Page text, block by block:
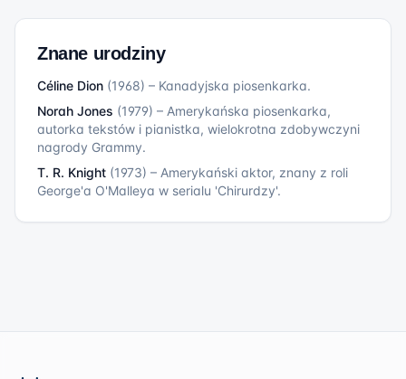
Znane urodziny
Céline Dion (1968) – Kanadyjska piosenkarka.
Norah Jones (1979) – Amerykańska piosenkarka,
autorka tekstów i pianistka, wielokrotna zdobywczyni
nagrody Grammy.
T. R. Knight (1973) – Amerykański aktor, znany z roli
George'a O'Malleya w serialu 'Chirurdzy'.